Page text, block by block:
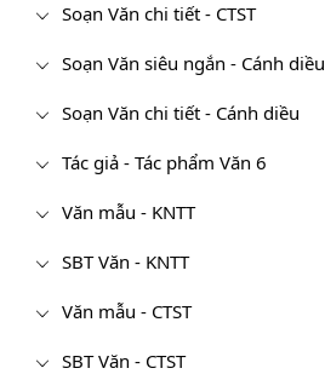
Soạn Văn chi tiết - CTST
Soạn Văn siêu ngắn - Cánh diều
Soạn Văn chi tiết - Cánh diều
Tác giả - Tác phẩm Văn 6
Văn mẫu - KNTT
SBT Văn - KNTT
Văn mẫu - CTST
SBT Văn - CTST